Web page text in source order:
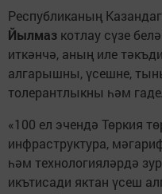
Республиканың
Йылмаз котлау сүзе
иткәнчә, аның иле
алгарышны, үсешне,
толерантлыкны һәм
«100 ел эчендә Төркия
инфраструктура,
һәм технологияләрдә
икътисади яктан үсеш